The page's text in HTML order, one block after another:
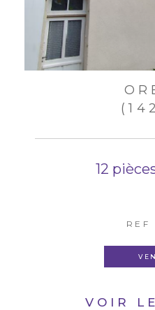
12
REF
VOIR